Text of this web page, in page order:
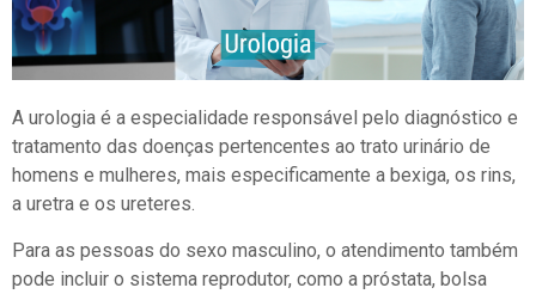
A urologia é a especialidade responsável pelo diagnóstico e
tratamento das doenças pertencentes ao trato urinário de
homens e mulheres, mais especificamente a bexiga, os rins,
a uretra e os ureteres.
Para as pessoas do sexo masculino, o atendimento também
pode incluir o sistema reprodutor, como a próstata, bolsa